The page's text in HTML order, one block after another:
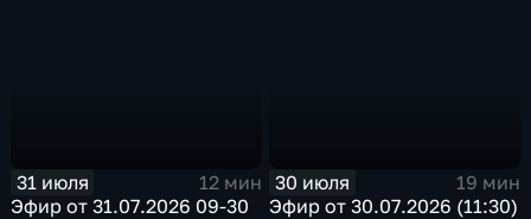
31 июля
12 мин
Эфир от 31.07.2026 09-30
30 июля
19 мин
Эфир от 30.07.2026 (11:30)